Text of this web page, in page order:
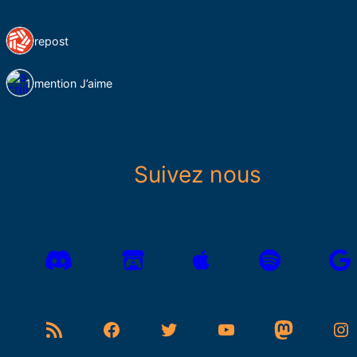
1 repost
1 mention J’aime
Suivez nous
Flux RSS Facebook Twitter YouTube Mastodon Instagram